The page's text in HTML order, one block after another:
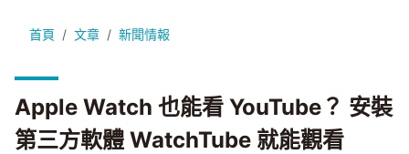
首頁 文章 新聞情報
Apple Watch 也能看 YouTube？ 安裝第三方軟體 WatchTube
Apple Watch 也能看 YouTube？ 安裝
第三方軟體 WatchTube 就能觀看